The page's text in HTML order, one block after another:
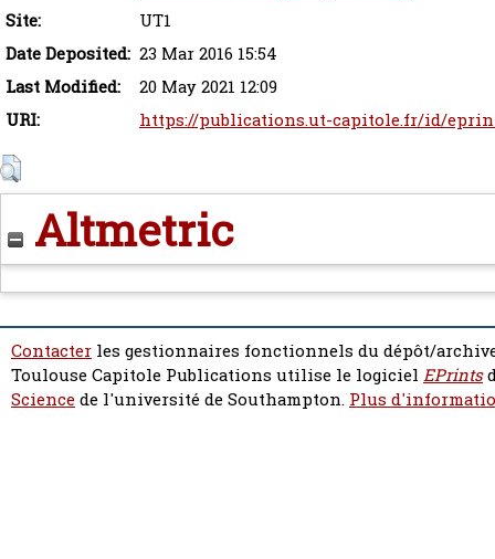
Site:
UT1
Date Deposited: 23 Mar 2016 15:54
Last Modified:
20 May 2021 12:09
URI:
https://publications.ut-capitole.fr/id/
Altmetric
Contacter les gestionnaires fonctionnels du dépôt/
Toulouse Capitole Publications utilise le logiciel EPrints
Sciencede l'université de Southampton. Plus